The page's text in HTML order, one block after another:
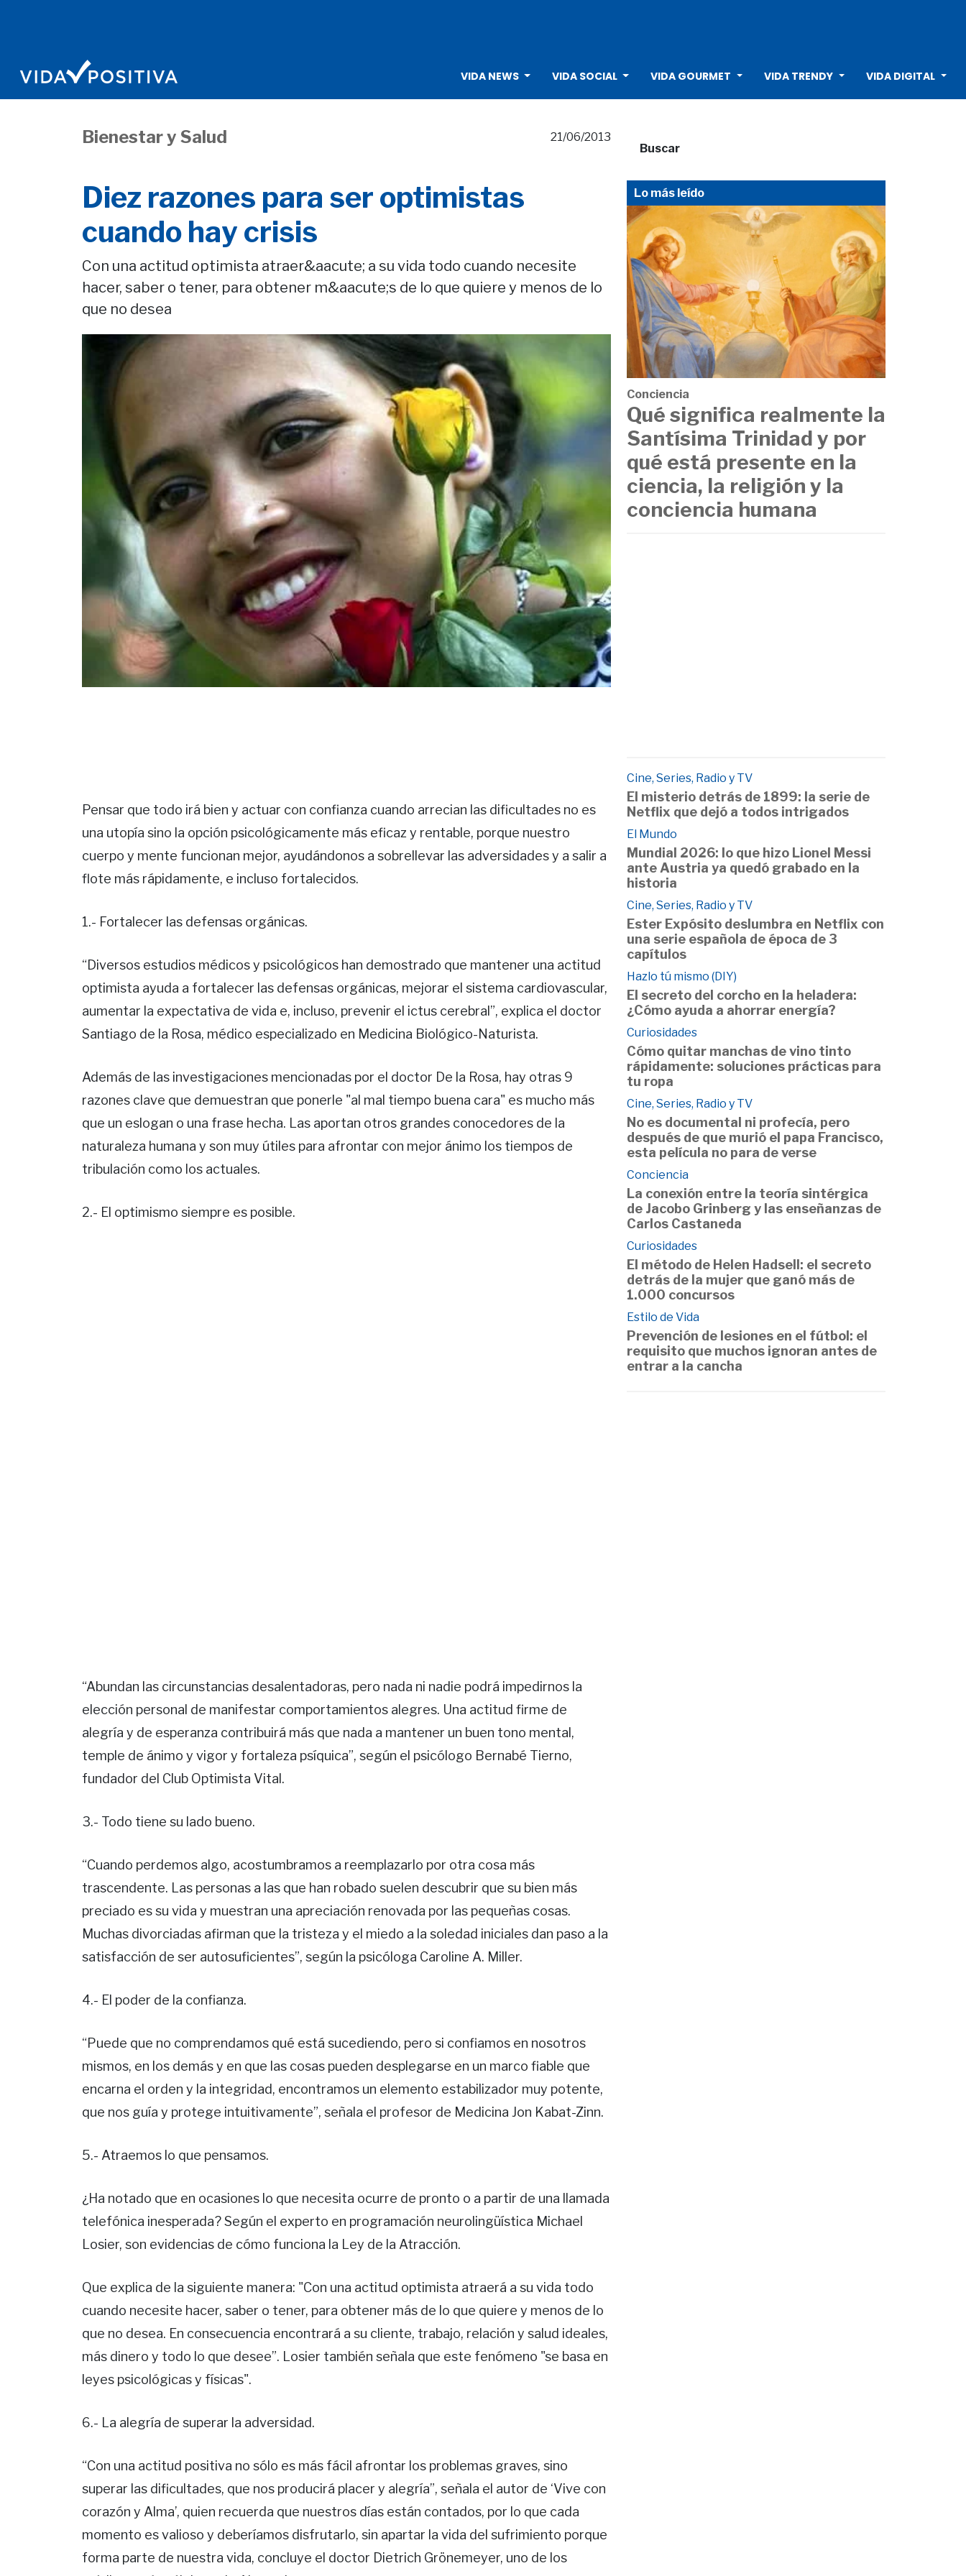
VIDA NEWS VIDA SOCIAL VIDA GOURMET VIDA TRENDY VIDA DIGITAL
Bienestar y Salud 21/06/2013
Diez razones para ser optimistas
cuando hay crisis
Con una actitud optimista atraer&aacute; a su vida todo cuando necesite
hacer, saber o tener, para obtener m&aacute;s de lo que quiere y menos de lo
que no desea
Pensar que todo irá bien y actuar con confianza cuando arrecian las dificultades no es
una utopía sino la opción psicológicamente más eficaz y rentable, porque nuestro
cuerpo y mente funcionan mejor, ayudándonos a sobrellevar las adversidades y a salir a
flote más rápidamente, e incluso fortalecidos.
1.- Fortalecer las defensas orgánicas.
“Diversos estudios médicos y psicológicos han demostrado que mantener una actitud
optimista ayuda a fortalecer las defensas orgánicas, mejorar el sistema cardiovascular,
aumentar la expectativa de vida e, incluso, prevenir el ictus cerebral”, explica el doctor
Santiago de la Rosa, médico especializado en Medicina Biológico-Naturista.
Además de las investigaciones mencionadas por el doctor De la Rosa, hay otras 9
razones clave que demuestran que ponerle "al mal tiempo buena cara" es mucho más
que un eslogan o una frase hecha. Las aportan otros grandes conocedores de la
naturaleza humana y son muy útiles para afrontar con mejor ánimo los tiempos de
tribulación como los actuales.
2.- El optimismo siempre es posible.
“Abundan las circunstancias desalentadoras, pero nada ni nadie podrá impedirnos la
elección personal de manifestar comportamientos alegres. Una actitud firme de
alegría y de esperanza contribuirá más que nada a mantener un buen tono mental,
temple de ánimo y vigor y fortaleza psíquica”, según el psicólogo Bernabé Tierno,
fundador del Club Optimista Vital.
3.- Todo tiene su lado bueno.
“Cuando perdemos algo, acostumbramos a reemplazarlo por otra cosa más
trascendente. Las personas a las que han robado suelen descubrir que su bien más
preciado es su vida y muestran una apreciación renovada por las pequeñas cosas.
Muchas divorciadas afirman que la tristeza y el miedo a la soledad iniciales dan paso a la
satisfacción de ser autosuficientes”, según la psicóloga Caroline A. Miller.
4.- El poder de la confianza.
“Puede que no comprendamos qué está sucediendo, pero si confiamos en nosotros
mismos, en los demás y en que las cosas pueden desplegarse en un marco fiable que
encarna el orden y la integridad, encontramos un elemento estabilizador muy potente,
que nos guía y protege intuitivamente”, señala el profesor de Medicina Jon Kabat-Zinn.
5.- Atraemos lo que pensamos.
¿Ha notado que en ocasiones lo que necesita ocurre de pronto o a partir de una llamada
telefónica inesperada? Según el experto en programación neurolingüística Michael
Losier, son evidencias de cómo funciona la Ley de la Atracción.
Que explica de la siguiente manera: "Con una actitud optimista atraerá a su vida todo
cuando necesite hacer, saber o tener, para obtener más de lo que quiere y menos de lo
que no desea. En consecuencia encontrará a su cliente, trabajo, relación y salud ideales,
más dinero y todo lo que desee”. Losier también señala que este fenómeno "se basa en
leyes psicológicas y físicas".
6.- La alegría de superar la adversidad.
“Con una actitud positiva no sólo es más fácil afrontar los problemas graves, sino
superar las dificultades, que nos producirá placer y alegría”, señala el autor de ‘Vive con
corazón y Alma’, quien recuerda que nuestros días están contados, por lo que cada
momento es valioso y deberíamos disfrutarlo, sin apartar la vida del sufrimiento porque
forma parte de nuestra vida, concluye el doctor Dietrich Grönemeyer, uno de los
Buscar
Lo más leído
Conciencia
Qué significa realmente la
Santísima Trinidad y por
qué está presente en la
ciencia, la religión y la
conciencia humana
Cine, Series, Radio y TV
El misterio detrás de 1899: la serie de
Netflix que dejó a todos intrigados
El Mundo
Mundial 2026: lo que hizo Lionel Messi
ante Austria ya quedó grabado en la
historia
Cine, Series, Radio y TV
Ester Expósito deslumbra en Netflix con
una serie española de época de 3
capítulos
Hazlo tú mismo (DIY)
El secreto del corcho en la heladera:
¿Cómo ayuda a ahorrar energía?
Curiosidades
Cómo quitar manchas de vino tinto
rápidamente: soluciones prácticas para
tu ropa
Cine, Series, Radio y TV
No es documental ni profecía, pero
después de que murió el papa Francisco,
esta película no para de verse
Conciencia
La conexión entre la teoría sintérgica
de Jacobo Grinberg y las enseñanzas de
Carlos Castaneda
Curiosidades
El método de Helen Hadsell: el secreto
detrás de la mujer que ganó más de
1.000 concursos
Estilo de Vida
Prevención de lesiones en el fútbol: el
requisito que muchos ignoran antes de
entrar a la cancha